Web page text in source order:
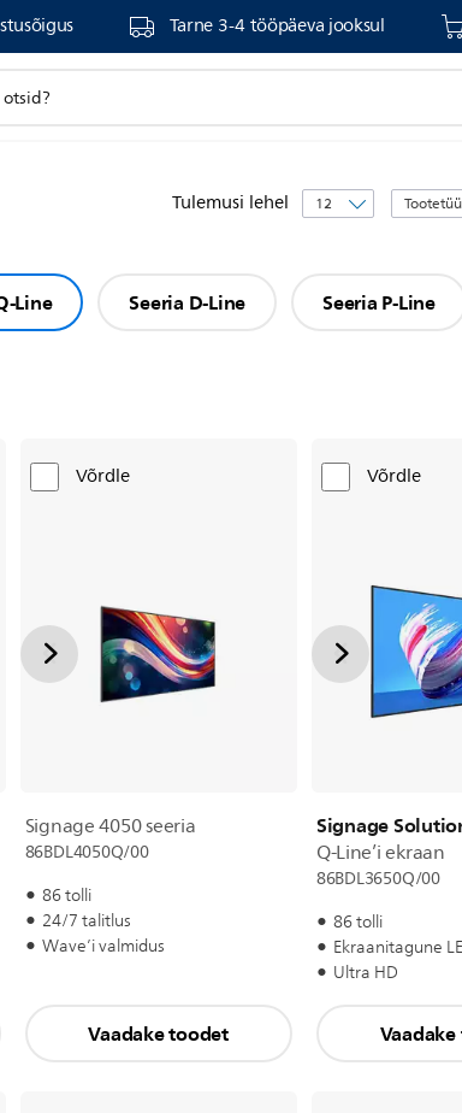
Tarne 3-4 tööpäeva jooksul
Tulemusi lehel
Line Seeria D-Line Seeria P-Line
Võrdle
Signage 4050 seeria
86BDL4050Q/00
86 tolli
24/7 talitlus
Wave’i valmidus
Vaadake toodet
Võrdle
Signage
Q-Line’i ekraan
86BDL3650Q/00
86 tolli
Ekraanitagune
Ultra HD